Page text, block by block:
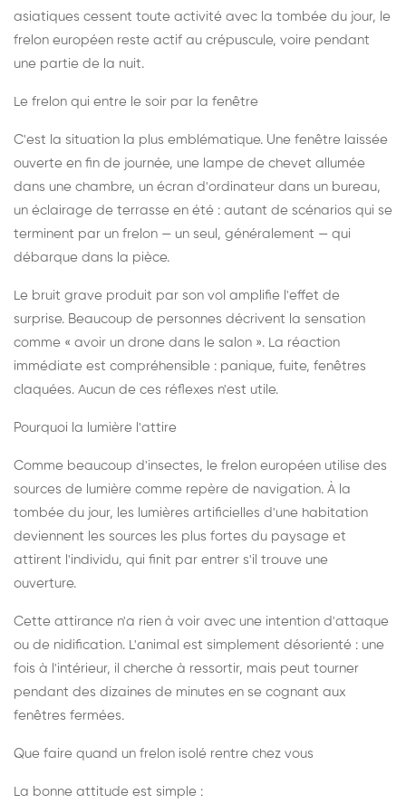
asiatiques cessent toute activité avec la tombée du jour, le
frelon européen reste actif au crépuscule, voire pendant
une partie de la nuit.
Le frelon qui entre le soir par la fenêtre
C'est la situation la plus emblématique. Une fenêtre laissée
ouverte en fin de journée, une lampe de chevet allumée
dans une chambre, un écran d'ordinateur dans un bureau,
un éclairage de terrasse en été : autant de scénarios qui se
terminent par un frelon — un seul, généralement — qui
débarque dans la pièce.
Le bruit grave produit par son vol amplifie l'effet de
surprise. Beaucoup de personnes décrivent la sensation
comme « avoir un drone dans le salon ». La réaction
immédiate est compréhensible : panique, fuite, fenêtres
claquées. Aucun de ces réflexes n'est utile.
Pourquoi la lumière l'attire
Comme beaucoup d'insectes, le frelon européen utilise des
sources de lumière comme repère de navigation. À la
tombée du jour, les lumières artificielles d'une habitation
deviennent les sources les plus fortes du paysage et
attirent l'individu, qui finit par entrer s'il trouve une
ouverture.
Cette attirance n'a rien à voir avec une intention d'attaque
ou de nidification. L'animal est simplement désorienté : une
fois à l'intérieur, il cherche à ressortir, mais peut tourner
pendant des dizaines de minutes en se cognant aux
fenêtres fermées.
Que faire quand un frelon isolé rentre chez vous
La bonne attitude est simple :